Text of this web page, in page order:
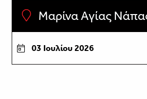
Μαρίνα Αγίας
03 Ιουλίου 2026